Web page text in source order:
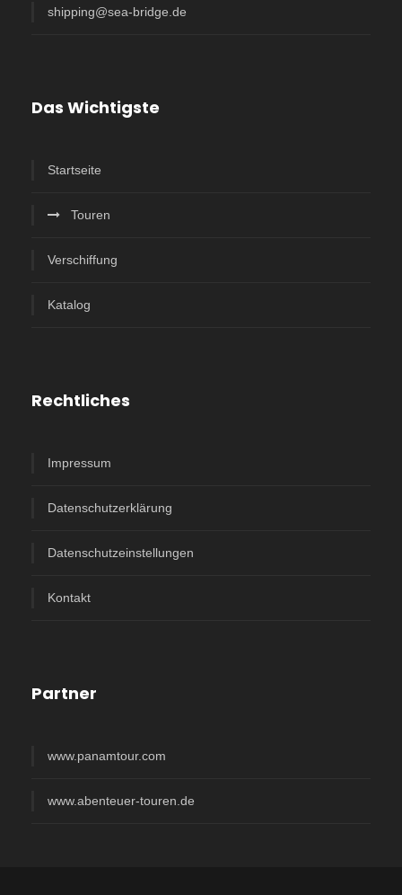
shipping@sea-bridge.de
Das Wichtigste
Startseite
Touren
Verschiffung
Katalog
Rechtliches
Impressum
Datenschutzerklärung
Datenschutzeinstellungen
Kontakt
Partner
www.panamtour.com
www.abenteuer-touren.de